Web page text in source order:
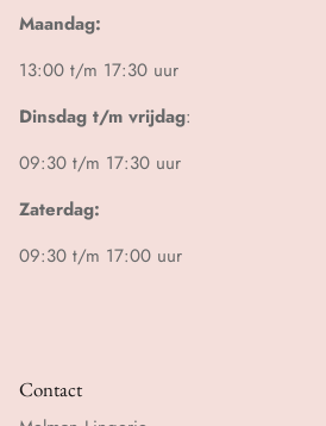
Maandag:
13:00 t/m 17:30 uur
Dinsdag t/m vrijdag:
09:30 t/m 17:30 uur
Zaterdag:
09:30 t/m 17:00 uur
Contact